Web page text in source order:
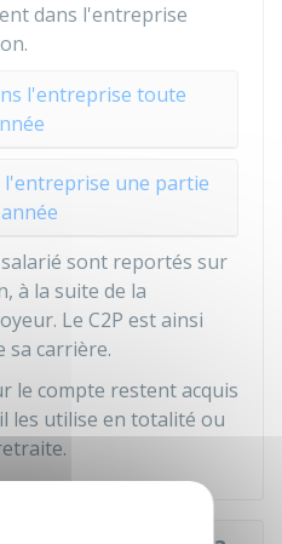
dans l'entreprise
l'entreprise toute
l'entreprise une partie
sont reportés sur
à la suite de la
Le C2P est ainsi
sa carrière.
le compte restent acquis
les utilise en totalité ou